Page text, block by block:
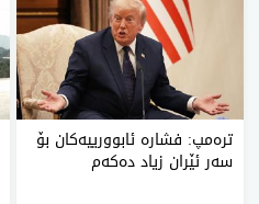
تره‌مپ: فشاره‌ ئابوورییه‌كان بۆ
سه‌ر ئێران زیاد ده‌كه‌م